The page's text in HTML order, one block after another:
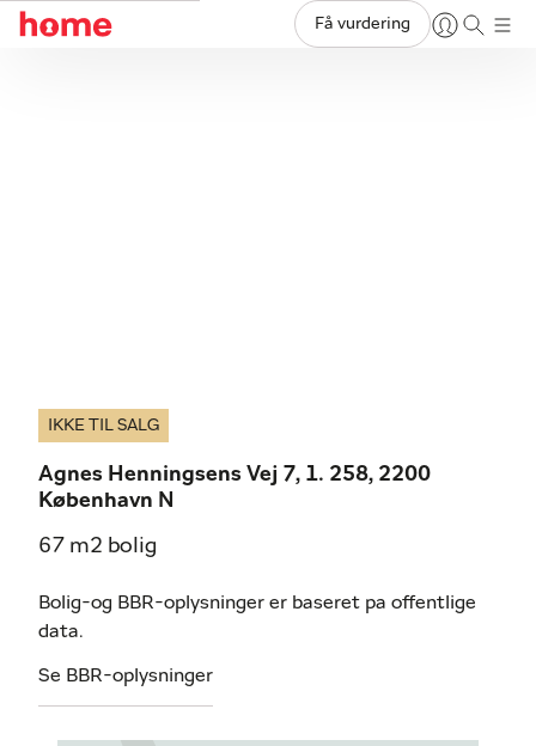
Få vurdering
IKKE TIL SALG
Agnes Henningsens Vej 7, 1. 258, 2200
København N
67 m2 bolig
Bolig-og BBR-oplysninger er baseret pa offentlige
data.
Se BBR-oplysninger